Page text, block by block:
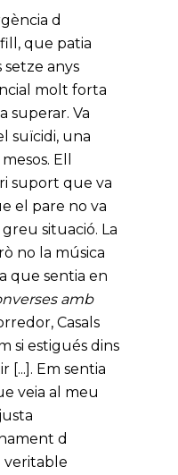
d
que patia
anys
molt forta
superar. Va
suïcidi, una
Ell
suport que va
el pare no va
situació. La
no la música
que sentia en
amb
Casals
si estigués dins
[...]. Em sentia
veia al meu
d
veritable